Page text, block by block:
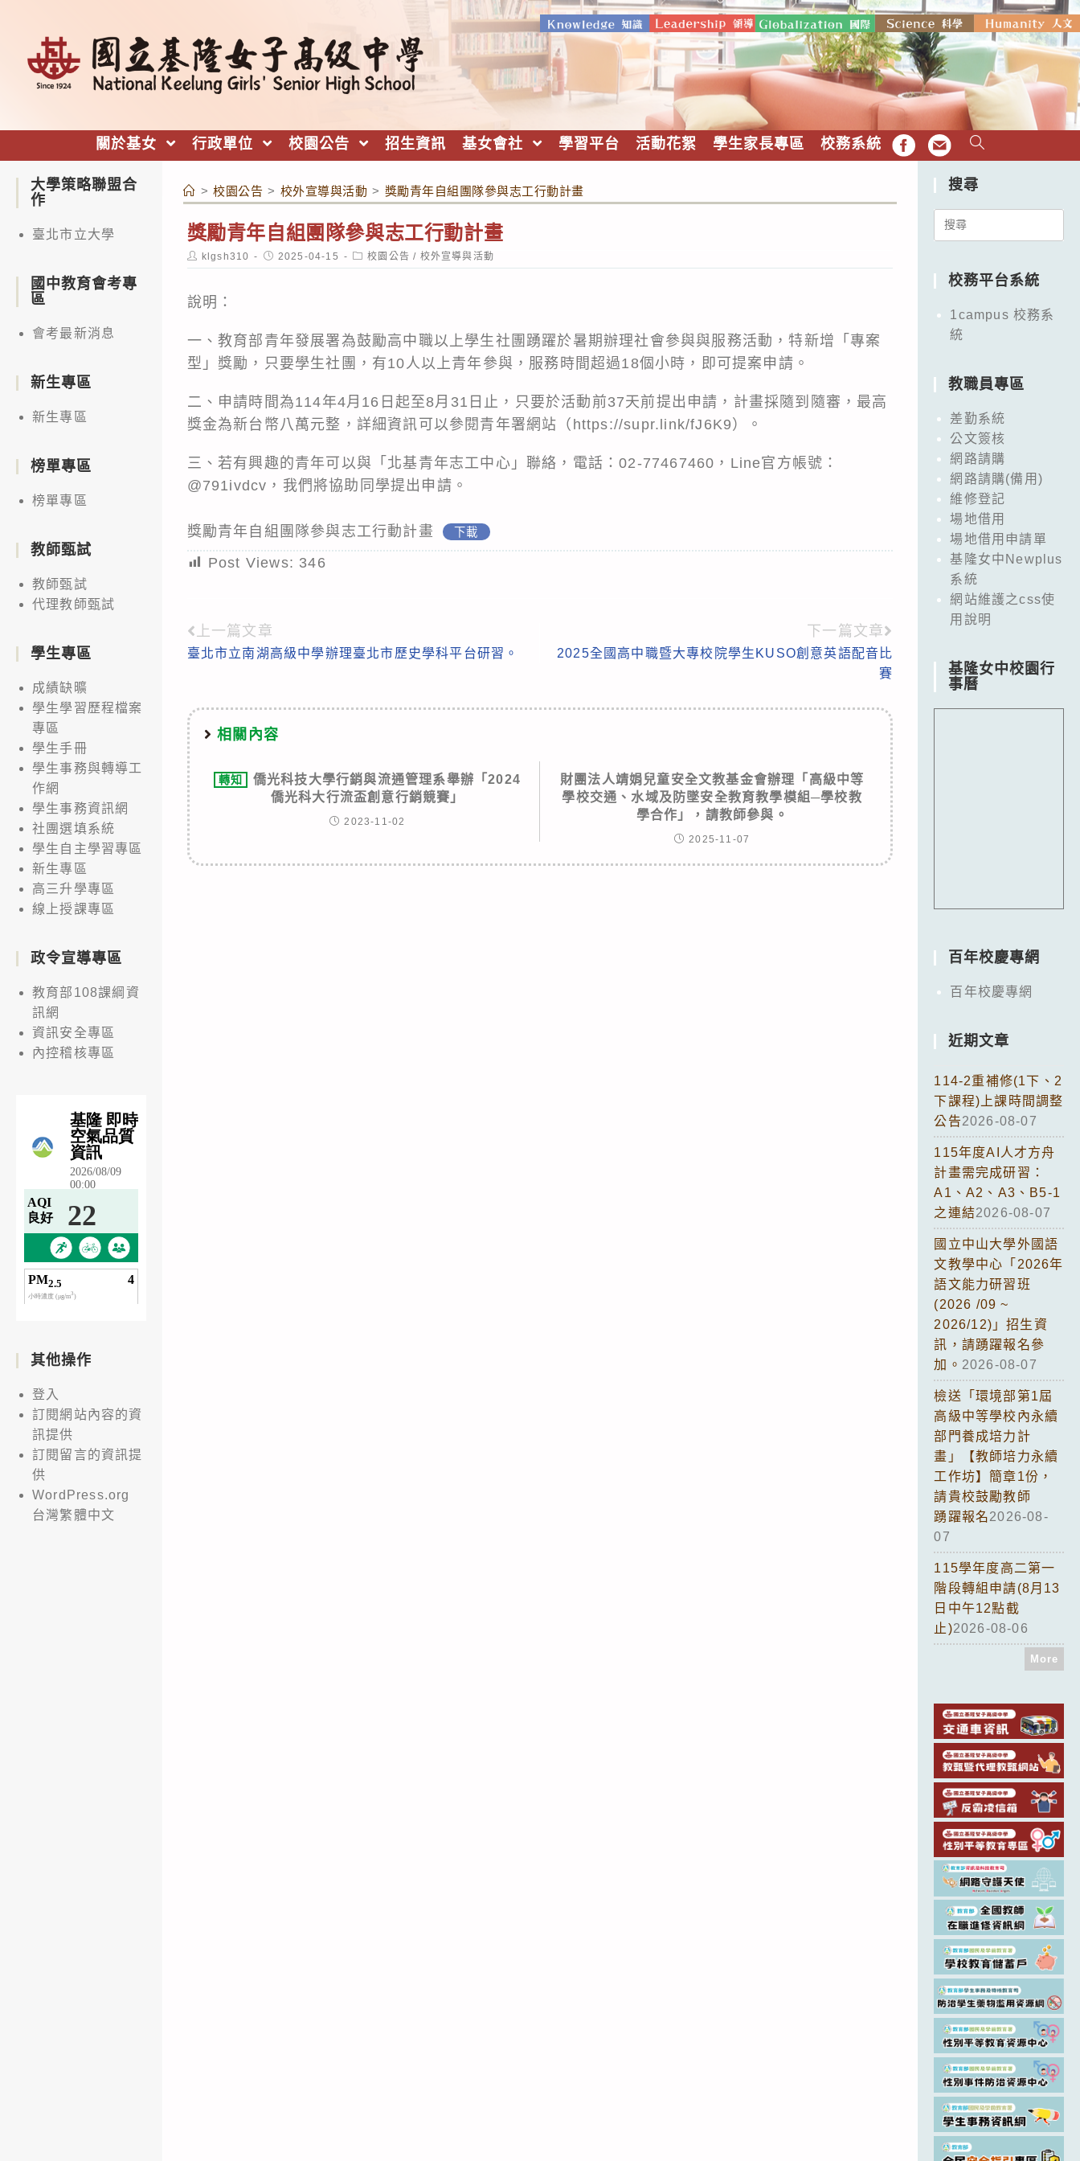
關於基女 行政單位 校園公告 招生資訊 基女會社 學習平台 活動花絮 學生家長專區 校務系統 FB EMAIL
> 校園公告 > 校外宣導與活動 > 獎勵青年自組團隊參與志工行動計畫
獎勵青年自組團隊參與志工行動計畫
Post
author:
klgsh310
Post
published:
2025-04-15
Post
category:
校園公告 / 校外宣導與活動
說明：
一、教育部青年發展署為鼓勵高中職以上學生社團踴躍於暑期辦理社會參與與服務活動，特新增「專案
型」獎勵，只要學生社團，有10人以上青年參與，服務時間超過18個小時，即可提案申請。
二、申請時間為114年4月16日起至8月31日止，只要於活動前37天前提出申請，計畫採隨到隨審，最高
獎金為新台幣八萬元整，詳細資訊可以參閱青年署網站（ https://supr.link/fJ6K9）。
三、若有興趣的青年可以與「北基青年志工中心」聯絡，電話：02-77467460，Line官方帳號：
@791ivdcv，我們將協助同學提出申請。
獎勵青年自組團隊參與志工行動計畫 下載
Post Views: 346
Read
more
上一篇文章
臺北市立南湖高級中學辦理臺北市歷史學科平台研習。
下一篇文章
2025全國高中職暨大專校院學生KUSO創意英語配音比
賽
相關內容
轉知
僑光科技大學行銷與流通管理系舉辦「2024
僑光科大行流盃創意行銷競賽」
2023-11-02
財團法人靖娟兒童安全文教基金會辦理「高級中等
學校交通、水域及防墜安全教育教學模組─學校教
學合作」，請教師參與。
2025-11-07
大學策略聯盟合
作
臺北市立大學
國中教育會考專
區
會考最新消息
新生專區
新生專區
榜單專區
榜單專區
教師甄試
教師甄試
代理教師甄試
學生專區
成績缺曠
學生學習歷程檔案
專區
學生手冊
學生事務與轉導工
作網
學生事務資訊網
社團選填系統
學生自主學習專區
新生專區
高三升學專區
線上授課專區
政令宣導專區
教育部108課綱資
訊網
資訊安全專區
內控稽核專區
其他操作
登入
訂閱網站內容的資
訊提供
訂閱留言的資訊提
供
WordPress.org
台灣繁體中文
搜尋
Search
校務平台系統
1campus 校務系
統
教職員專區
差勤系統
公文簽核
網路請購
網路請購(備用)
維修登記
場地借用
場地借用申請單
基隆女中Newplus
系統
網站維護之css使
用說明
基隆女中校園行
事曆
百年校慶專網
百年校慶專網
近期文章
114-2重補修(1下、2
下課程)上課時間調整
公告2026-08-07
115年度AI人才方舟
計畫需完成研習：
A1、A2、A3、B5-1
之連結2026-08-07
國立中山大學外國語
文教學中心「2026年
語文能力研習班
(2026 /09 ~
2026/12)」招生資
訊，請踴躍報名參
加。 2026-08-07
檢送「環境部第1屆
高級中等學校內永續
部門養成培力計
畫」【教師培力永續
工作坊】簡章1份，
請貴校鼓勵教師
踴躍報名2026-08-
07
115學年度高二第一
階段轉組申請(8月13
日中午12點截
止)2026-08-06
More